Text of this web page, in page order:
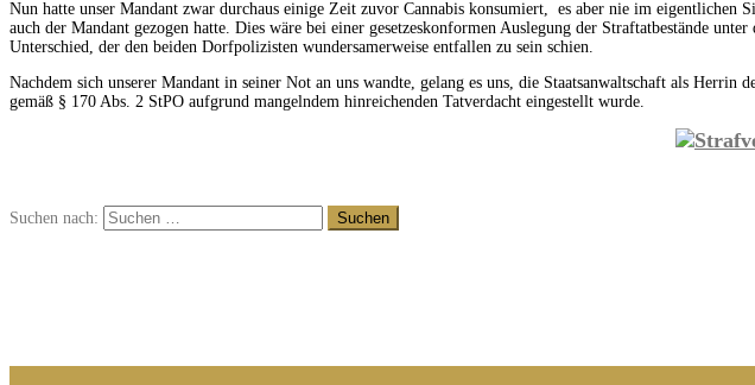
Nun hatte unser Mandant zwar durchaus einige Zeit zuvor Cannabis konsumiert, es aber nie im eigentlichen
auch der Mandant gezogen hatte. Dies wäre bei einer gesetzeskonformen Auslegung der Straftatbestände
Unterschied, der den beiden Dorfpolizisten wundersamerweise entfallen zu sein schien.
Nachdem sich unserer Mandant in seiner Not an uns wandte, gelang es uns, die Staatsanwaltschaft als
gemäß § 170 Abs. 2 StPO aufgrund mangelndem hinreichenden Tatverdacht eingestellt wurde.
Suchen nach: